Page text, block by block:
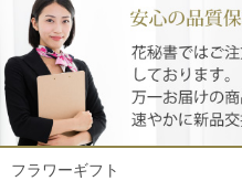
フラワーギフト